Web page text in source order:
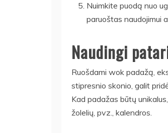
Nuimkite puodą nuo
paruoštas naudojimui
Naudingi
Ruošdami wok padažą,
stipresnio skonio, galit
Kad padažas būtų
žolelių, pvz., kalendros.